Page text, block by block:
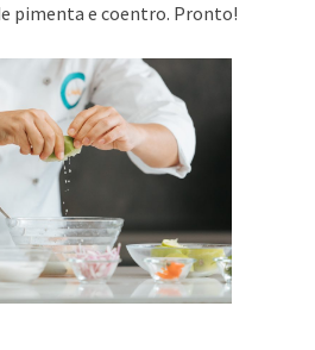
pimenta e coentro. Pronto!